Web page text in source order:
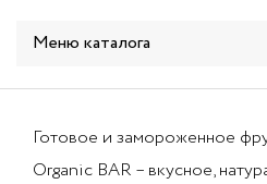
Меню каталога
Готовое и замороженное
Organic BAR – вкусное,